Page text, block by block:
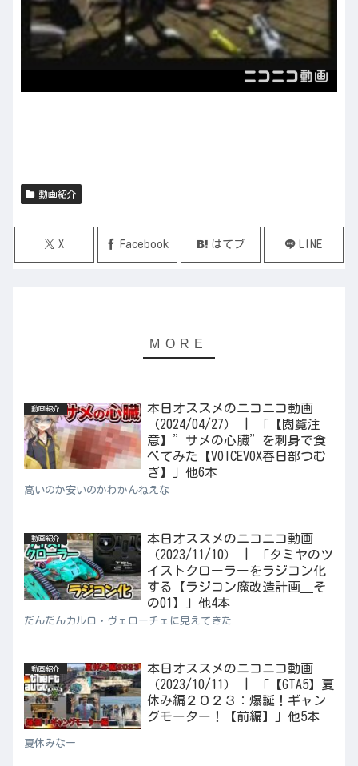
動画紹介
X Facebook はてブ LINE
動画紹介
本日オススメのニコニコ動画
（2024/04/27） | 「【閲覧注
意】”サメの心臓”を刺身で食
べてみた【VOICEVOX春日部つむ
ぎ】」他6本
高いのか安いのかわかんねえな
動画紹介
本日オススメのニコニコ動画
（2023/11/10） | 「タミヤのツ
イストクローラーをラジコン化
する【ラジコン魔改造計画＿そ
の01】」他4本
だんだんカルロ・ヴェローチェに見えてきた
動画紹介
本日オススメのニコニコ動画
（2023/10/11） | 「【GTA5】夏
休み編２０２３：爆誕！ギャン
グモーター！【前編】」他5本
夏休みなー